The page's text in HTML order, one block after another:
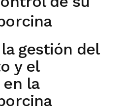
gestión del
y el
la